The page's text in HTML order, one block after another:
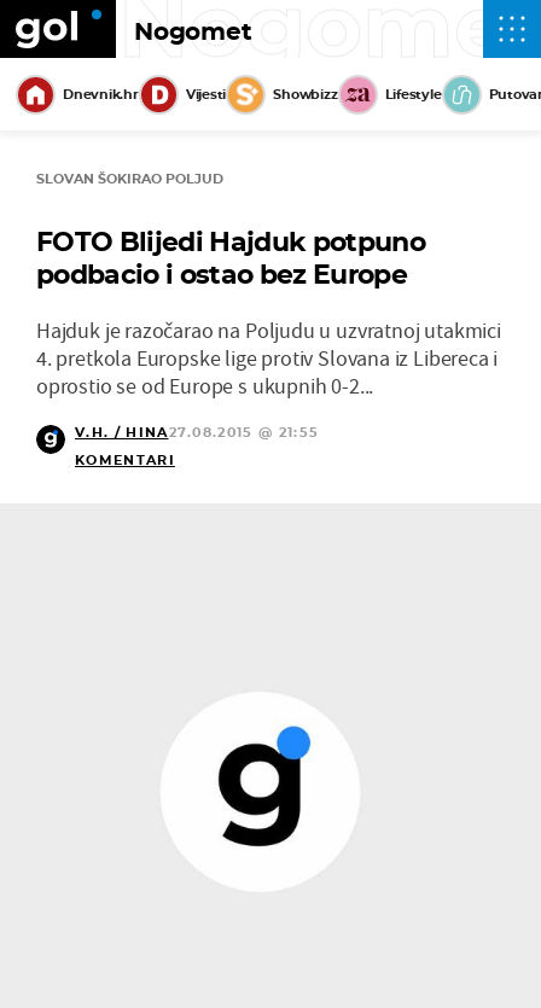
Nogomet
Dnevnik.hr Vijesti Showbizz Lifestyle
SLOVAN ŠOKIRAO POLJUD
FOTO Blijedi Hajduk potpuno
podbacio i ostao bez Europe
Hajduk je razočarao na Poljudu u uzvratnoj utakmici
4. pretkola Europske lige protiv Slovana iz Libereca i
oprostio se od Europe s ukupnih 0-2...
V.H. / HINA27.08.2015 @ 21:55
KOMENTARI